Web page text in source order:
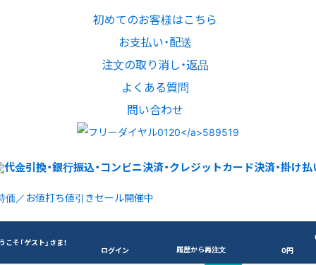
初めてのお客様はこちら
お支払い・配送
注文の取り消し・返品
よくある質問
問い合わせ
価／お値打ち値引きセール開催中
こそ「ゲスト」さま！
ログイン 履歴から再注文
0円